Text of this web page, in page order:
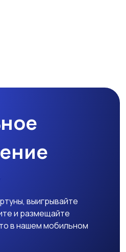
выигрывайте
и размещайте
в нашем мобильном